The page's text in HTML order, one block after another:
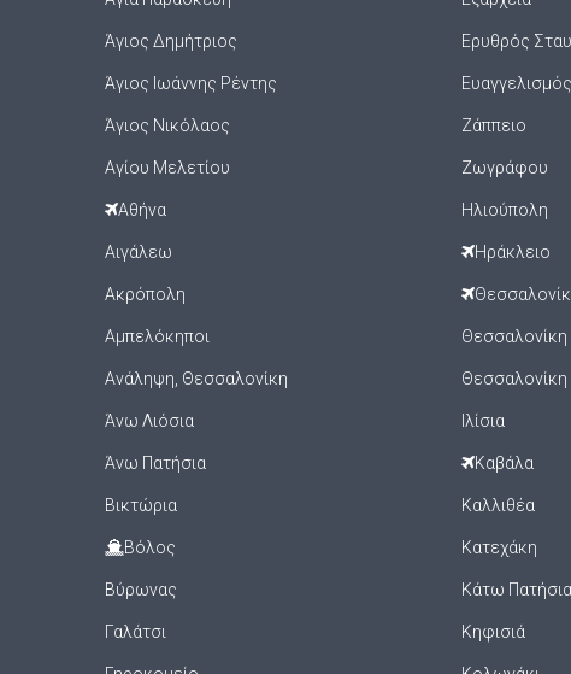
Άγιος Δημήτριος
Άγιος Ιωάννης Ρέντης
Άγιος Νικόλαος
Αγίου Μελετίου
Αθήνα
Αιγάλεω
Ακρόπολη
Αμπελόκηποι
Ανάληψη, Θεσσαλονίκη
Άνω Λιόσια
Άνω Πατήσια
Βικτώρια
Βόλος
Βύρωνας
Γαλάτσι
Ερυθρός
Ευαγγελισμός
Ζάππειο
Ζωγράφου
Ηλιούπολη
Ηράκλειο
Θεσσαλονίκη
Θεσσαλονίκη
Ιλίσια
Καβάλα
Καλλιθέα
Κατεχάκη
Κάτω Πατήσια
Κηφισιά